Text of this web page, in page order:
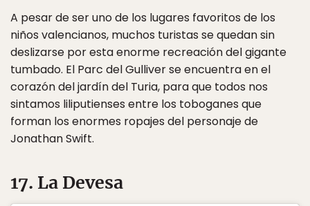
A pesar de ser uno de los lugares favoritos de los
niños valencianos, muchos turistas se quedan sin
deslizarse por esta enorme recreación del gigante
tumbado. El Parc del Gulliver se encuentra en el
corazón del jardín del Turia, para que todos nos
sintamos liliputienses entre los toboganes que
forman los enormes ropajes del personaje de
Jonathan Swift.
17. La Devesa